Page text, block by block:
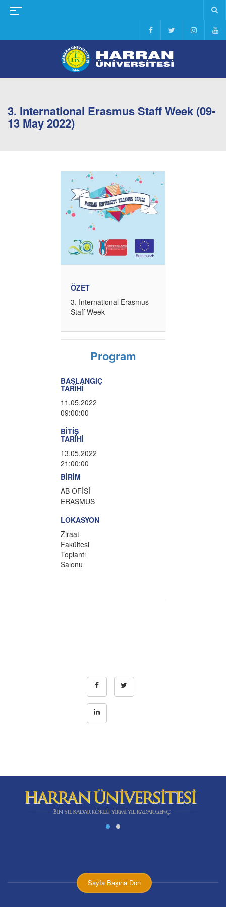
3. International Erasmus Staff Week (09-
13 May 2022)
ÖZET
3. International Erasmus
Staff Week
Program
BAŞLANGIÇ
TARİHİ
11.05.2022
09:00:00
BİTİŞ
TARİHİ
13.05.2022
21:00:00
BİRİM
AB OFİSİ
ERASMUS
LOKASYON
Ziraat
Fakültesi
Toplantı
Salonu
Sayfa Başına Dön